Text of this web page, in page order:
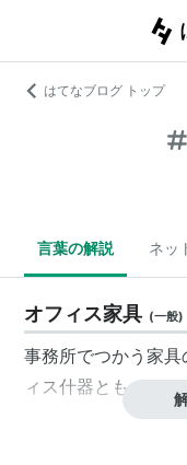
はてなブログ トップ
言葉の解説 ネッ
オフィス家具 (一般)
事務所でつかう家
ィス什器とも。